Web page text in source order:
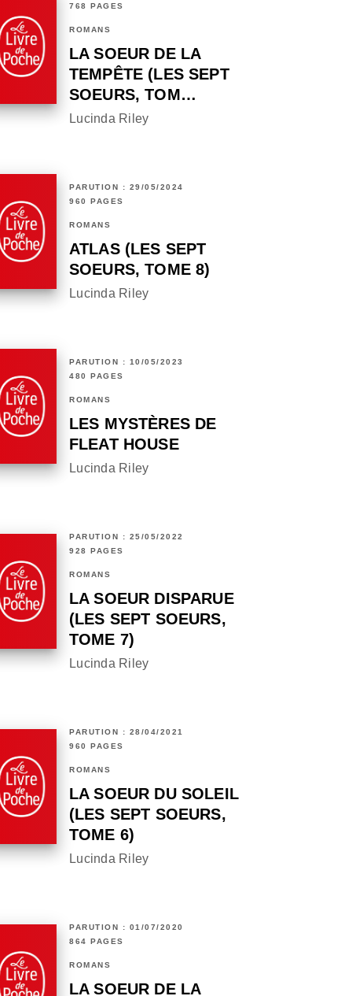
768 PAGES
ROMANS
LA SOEUR DE LA
TEMPÊTE (LES SEPT
SOEURS, TOM…
Lucinda Riley
PARUTION : 29/05/2024
960 PAGES
ROMANS
ATLAS (LES SEPT
SOEURS, TOME 8)
Lucinda Riley
PARUTION : 10/05/2023
480 PAGES
ROMANS
LES MYSTÈRES DE
FLEAT HOUSE
Lucinda Riley
PARUTION : 25/05/2022
928 PAGES
ROMANS
LA SOEUR DISPARUE
(LES SEPT SOEURS,
TOME 7)
Lucinda Riley
PARUTION : 28/04/2021
960 PAGES
ROMANS
LA SOEUR DU SOLEIL
(LES SEPT SOEURS,
TOME 6)
Lucinda Riley
PARUTION : 01/07/2020
864 PAGES
ROMANS
LA SOEUR DE LA